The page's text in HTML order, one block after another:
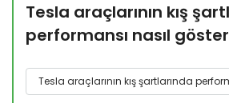
Tesla araçlarının kış
performansı nasıl
Tesla araçlarının kış şartlarında